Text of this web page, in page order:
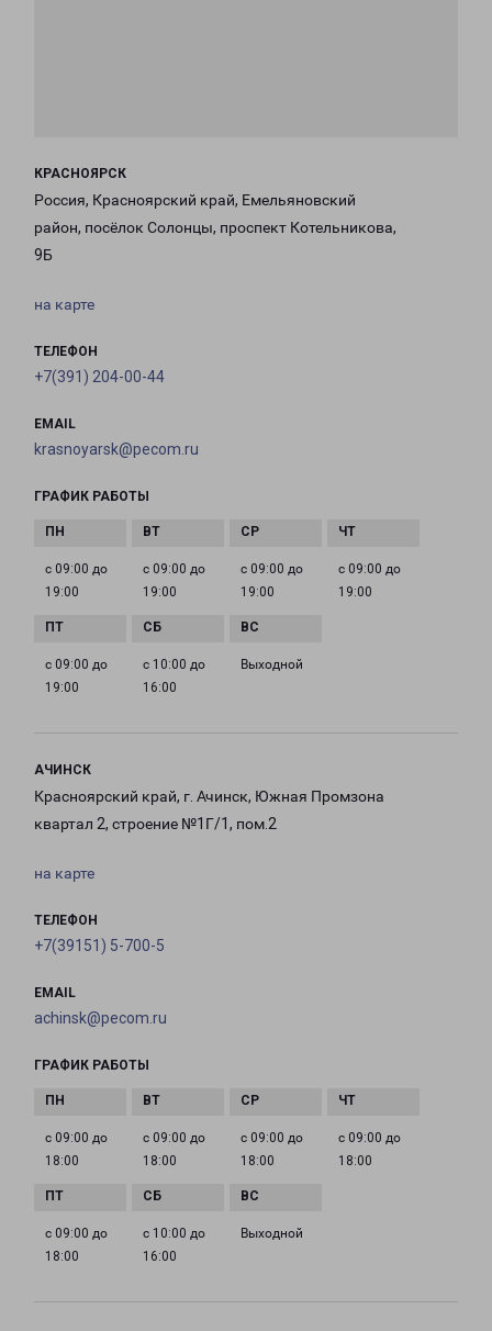
КРАСНОЯРСК
Россия, Красноярский край, Емельяновский
район, посёлок Солонцы, проспект Котельникова,
9Б
на карте
ТЕЛЕФОН
+7(391) 204-00-44
EMAIL
krasnoyarsk@pecom.ru
ГРАФИК РАБОТЫ
с 09:00 до
19:00
с 09:00 до
19:00
с 09:00 до
19:00
с 09:00 до
19:00
с 09:00 до
19:00
с 10:00 до
16:00
Выходной
АЧИНСК
Красноярский край, г. Ачинск, Южная Промзона
квартал 2, строение №1Г/1, пом.2
на карте
ТЕЛЕФОН
+7(39151) 5-700-5
EMAIL
achinsk@pecom.ru
ГРАФИК РАБОТЫ
с 09:00 до
18:00
с 09:00 до
18:00
с 09:00 до
18:00
с 09:00 до
18:00
с 09:00 до
18:00
с 10:00 до
16:00
Выходной